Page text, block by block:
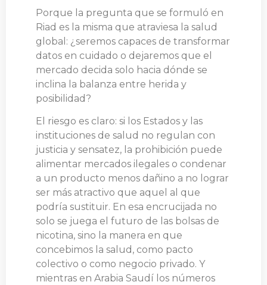
Porque la pregunta que se formuló en
Riad es la misma que atraviesa la salud
global: ¿seremos capaces de transformar
datos en cuidado o dejaremos que el
mercado decida solo hacia dónde se
inclina la balanza entre herida y
posibilidad?
El riesgo es claro: si los Estados y las
instituciones de salud no regulan con
justicia y sensatez, la prohibición puede
alimentar mercados ilegales o condenar
a un producto menos dañino a no lograr
ser más atractivo que aquel al que
podría sustituir. En esa encrucijada no
solo se juega el futuro de las bolsas de
nicotina, sino la manera en que
concebimos la salud, como pacto
colectivo o como negocio privado. Y
mientras en Arabia Saudí los números